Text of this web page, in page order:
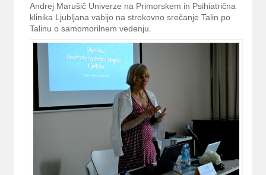
Andrej Marušič Univerze na Primorskem in Psihiatrična
klinika Ljubljana vabijo na strokovno srečanje Talin po
Talinu o samomorilnem vedenju.